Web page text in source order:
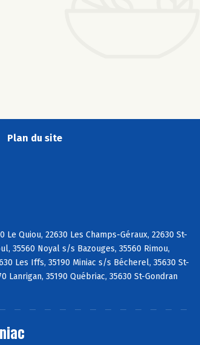
Plan du site
Quiou, 22630 Les Champs-Géraux, 22630 St-
35560 Noyal s/s Bazouges, 35560 Rimou,
Les Iffs, 35190 Miniac s/s Bécherel, 35630 St-
Lanrigan, 35190 Québriac, 35630 St-Gondran